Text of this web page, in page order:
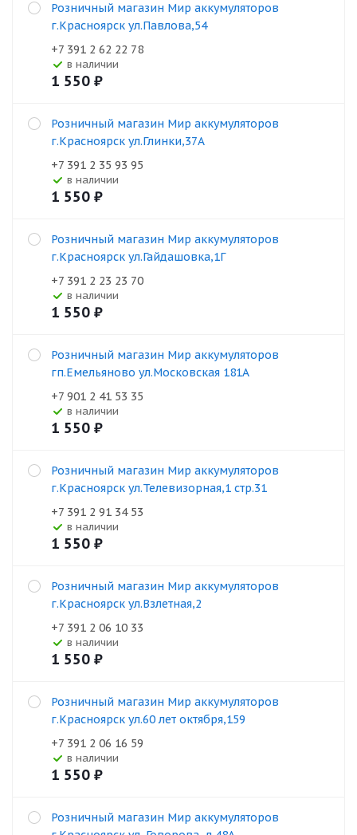
Розничный магазин Мир аккумуляторов
г.Красноярск ул.Павлова,54
+7 391 2 62 22 78
В наличии
1 550 ₽
Розничный магазин Мир аккумуляторов
г.Красноярск ул.Глинки,37А
+7 391 2 35 93 95
В наличии
1 550 ₽
Розничный магазин Мир аккумуляторов
г.Красноярск ул.Гайдашовка,1Г
+7 391 2 23 23 70
В наличии
1 550 ₽
Розничный магазин Мир аккумуляторов
гп.Емельяново ул.Московская 181А
+7 901 2 41 53 35
В наличии
1 550 ₽
Розничный магазин Мир аккумуляторов
г.Красноярск ул.Телевизорная,1 стр.31
+7 391 2 91 34 53
В наличии
1 550 ₽
Розничный магазин Мир аккумуляторов
г.Красноярск ул.Взлетная,2
+7 391 2 06 10 33
В наличии
1 550 ₽
Розничный магазин Мир аккумуляторов
г.Красноярск ул.60 лет октября,159
+7 391 2 06 16 59
В наличии
1 550 ₽
Розничный магазин Мир аккумуляторов